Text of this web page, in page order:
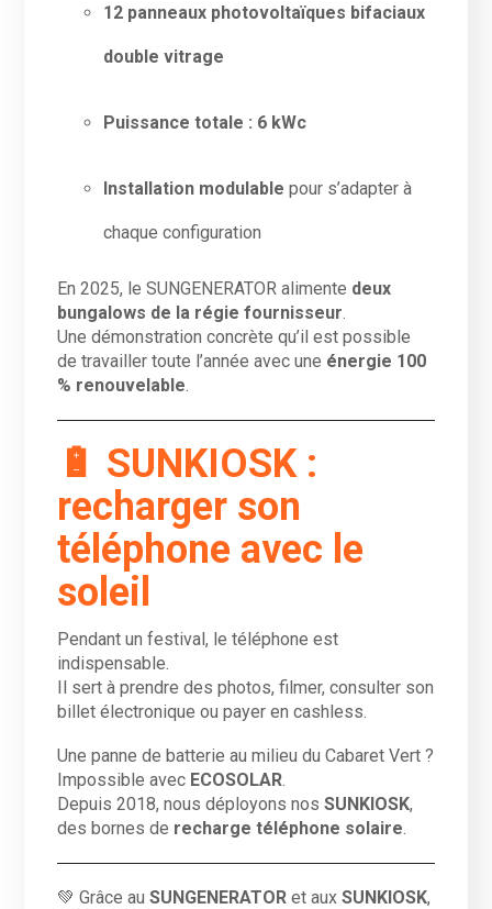
12 panneaux photovoltaïques bifaciaux
double vitrage
Puissance totale : 6 kWc
Installation modulable pour s’adapter à
chaque configuration
En 2025, le SUNGENERATOR alimente deux
bungalows de la régie fournisseur
Une démonstration concrète qu’il est possible
de travailler toute l’année avec une énergie 100
% renouvelable
🔋 SUNKIOSK :
recharger son
téléphone avec le
soleil
Pendant un festival, le téléphone est
indispensable.
Il sert à prendre des photos, filmer, consulter son
billet électronique ou payer en cashless.
Une panne de batterie au milieu du Cabaret Vert ?
Impossible avec ECOSOLAR
Depuis 2018, nous déployons nosSUNKIOSK,
des bornes de recharge téléphone solaire
💚 Grâce auSUNGENERATOR et auxSUNKIOSK,